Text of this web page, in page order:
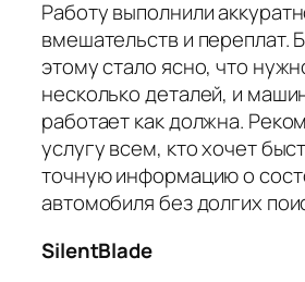
Работу выполнили
вмешательств и переплат.
этому стало ясно, что
несколько деталей, и
работает как должна.
услугу всем, кто хочет
точную информацию о
автомобиля без долгих
SilentBlade